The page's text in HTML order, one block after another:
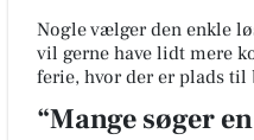
Nogle vælger den enkle
vil gerne have lidt mere
ferie, hvor der er plads
“Mange søger